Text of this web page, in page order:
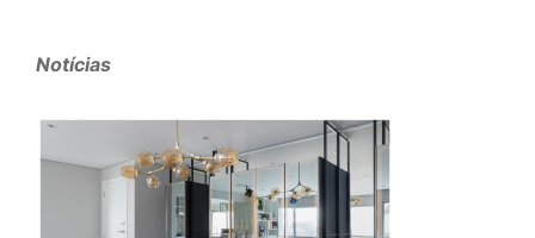
Notícias